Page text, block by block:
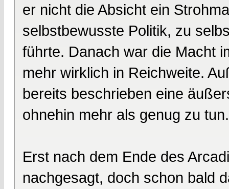
er nicht die Absicht ein
selbstbewusste Politik, zu
führte. Danach war die Macht
mehr wirklich in Reichweite.
bereits beschrieben eine
ohnehin mehr als genug zu tun.
Erst nach dem Ende des
nachgesagt, doch schon bald